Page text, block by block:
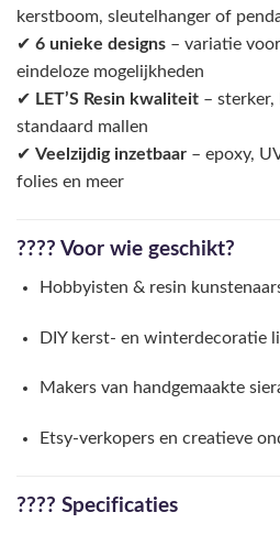
kerstboom, sleutelhanger of
✔ 6 unieke designs – variatie
eindeloze mogelijkheden
✔ LET’S Resin kwaliteit – sterker,
standaard mallen
✔ Veelzijdig inzetbaar – epoxy,
folies en meer
???? Voor wie geschikt?
Hobbyisten & resin
DIY kerst- en winterdecoratie
Makers van handgemaakte
Etsy-verkopers en creatieve
???? Specificaties